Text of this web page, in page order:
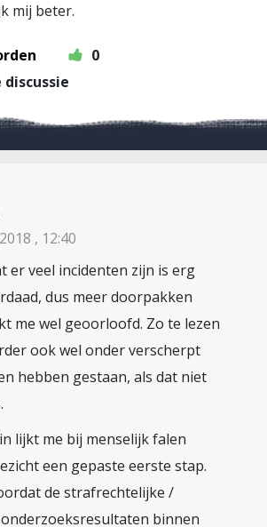
mij beter.
0
, 12:40
er veel incidenten zijn is erg
dus meer doorpakken
me wel geoorloofd. Zo te lezen
ook wel onder verscherpt
hebben gestaan, als dat niet
lijkt me bij menselijk falen
een gepaste eerste stap.
de strafrechtelijke /
binnen